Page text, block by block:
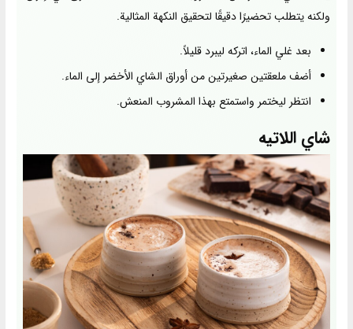
ولكنه يتطلب تحضيرًا دقيقًا لتحقيق النكهة المثالية.
بعد غلي الماء، اتركه ليبرد قليلاً.
أضف ملعقتين صغيرتين من أوراق الشاي الأخضر إلى الماء.
انتظر ليختمر واستمتع بهذا المشروب المنعش.
شاي اللاتيه